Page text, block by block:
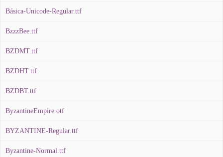
Básica-Unicode-Regular.ttf
BzzzBee.ttf
BZDMT.ttf
BZDHT.ttf
BZDBT.ttf
ByzantineEmpire.otf
BYZANTINE-Regular.ttf
Byzantine-Normal.ttf